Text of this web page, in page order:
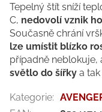
Tepelný štít sníží
C, nedovolí vznik
Současně chrání
lze umístit blízko
případně neblokuje,
světlo do šířky a tak
Kategorie: